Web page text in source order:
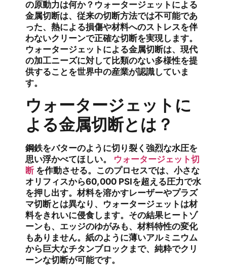
の原動力は何か？ウォータージェットによる
金属切断は、従来の切断方法では不可能であ
った、熱による損傷や材料へのストレスを伴
わないクリーンで正確な切断を実現します。
ウォータージェットによる金属切断は、現代
の加工ニーズに対して比類のない多様性を提
供することを世界中の産業が認識していま
す。
ウォータージェットに
よる金属切断とは？
鋼鉄をバターのように切り裂く強烈な水圧を
思い浮かべてほしい。
ウォータージェット切
断を作動させる。このプロセスでは、小さな
オリフィスから60,000 PSIを超える圧力で水
を押し出す。材料を溶かすレーザーやプラズ
マ切断とは異なり、ウォータージェットは材
料をきれいに侵食します。その結果ヒートゾ
ーンも、エッジのゆがみも、材料特性の変化
もありません。紙のように薄いアルミニウム
から巨大なチタンブロックまで、純粋でクリ
ーンな切断が可能です。